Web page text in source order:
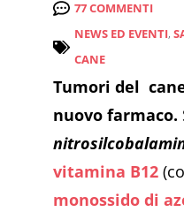
77 COMMENTI
NEWS ED EVENTI,
CANE
Tumori del
nuovo farmaco.
vitamina B12
monossido di